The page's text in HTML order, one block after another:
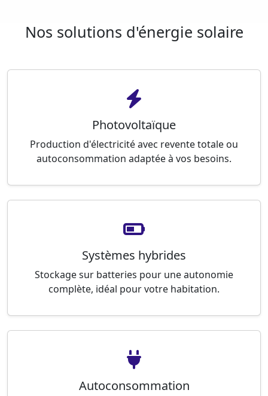
Nos solutions d'énergie solaire
Photovoltaïque
Production d'électricité avec revente totale ou
autoconsommation adaptée à vos besoins.
Systèmes hybrides
Stockage sur batteries pour une autonomie
complète, idéal pour votre habitation.
Autoconsommation